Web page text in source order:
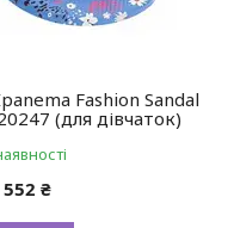
Fashion Sandal
(для дівчаток)
552 ₴